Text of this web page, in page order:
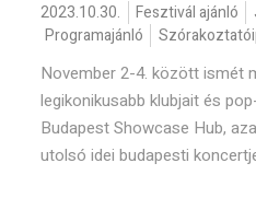
2023.10.30. Fesztivál ajánló
Programajánló
November 2-4. között ismét
legikonikusabb klubjait és
Budapest Showcase Hub,
utolsó idei budapesti